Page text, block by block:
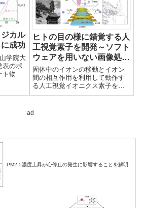
カル
成功
学院大
表のポ
物質
ヒトの目の様に錯覚する人
工視覚素子を開発～ソフト
ウェアを用いない画像処理
を可能に～
固体中のイオンの移動とイオン
間の相互作用を利用して動作す
る人工視覚イオニクス素子を開
発した。明暗の境界付近が強調
ることを世界で初めて実証し
ad
PM2.5濃度上昇が心停止の発生に影響することを解明